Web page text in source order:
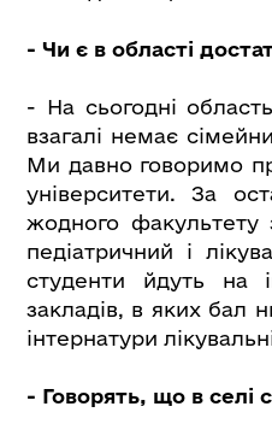
- Чи є в області
- На сьогодні
взагалі немає
Ми давно говоримо
університети. За
жодного факультету
педіатричний і
студенти йдуть на
закладів, в яких бал
інтернатури
- Говорять, що в селі